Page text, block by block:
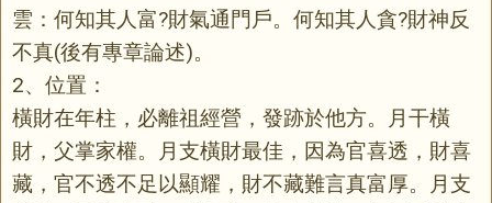
雲：何知其人富?財氣通門戶。何知其人貪?財神反
不真(後有專章論述)。
2、位置：
橫財在年柱，必離祖經營，發跡於他方。月干橫
財，父掌家權。月支橫財最佳，因為官喜透，財喜
藏，官不透不足以顯耀，財不藏難言真富厚。月支